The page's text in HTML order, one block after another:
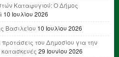
Καταφυγιού: Ο Δήμος
10 Ιουλίου 2026
Βασιλείου 10 Ιουλίου 2026
του Δημοσίου για την
κατασκευές 29 Ιουνίου 2026